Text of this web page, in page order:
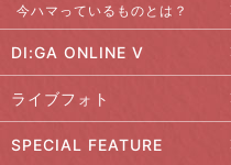
今ハマっているものとは？
DI:GA ONLINE V
ライブフォト
SPECIAL FEATURE